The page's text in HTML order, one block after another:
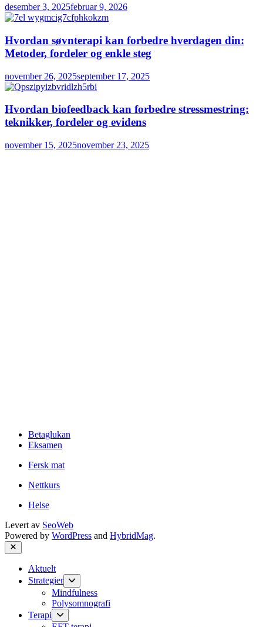
desember 3, 2025februar 9, 2026
Hvordan søvnterapi kan forbedre hverdagen din:
Metoder, fordeler og enkle steg
november 26, 2025september 17, 2025
Hvordan biofeedback kan forbedre stressmestring:
teknikker, fordeler og evidens
november 15, 2025november 23, 2025
Betaglukan
Eksamen
Fersk mat
Nettkurs
Helse
Levert av SeoWeb
Powered by WordPress and HybridMag.
Close
Aktuelt
Strategier
Show
sub
menu
Mindfulness
Polysomnografi
Terapi
sub